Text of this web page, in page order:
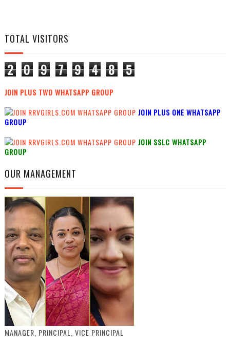
TOTAL VISITORS
2 0 9 7 9 4 8 5
JOIN PLUS TWO WHATSAPP GROUP
JOIN PLUS ONE WHATSAPP
GROUP
JOIN SSLC WHATSAPP
GROUP
OUR MANAGEMENT
MANAGER, PRINCIPAL, VICE PRINCIPAL